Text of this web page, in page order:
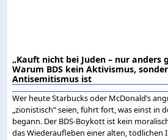
„Kauft nicht bei Juden – nur anders
Warum BDS kein Aktivismus,
Antisemitismus ist
Wer heute Starbucks oder McDonald’s
„zionistisch“ seien, führt fort, was einst in
begann. Der BDS-Boykott ist kein
das Wiederaufleben einer alten, tödlichen